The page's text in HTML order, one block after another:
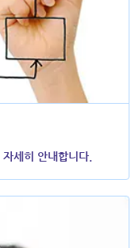
세히 안내합니다.